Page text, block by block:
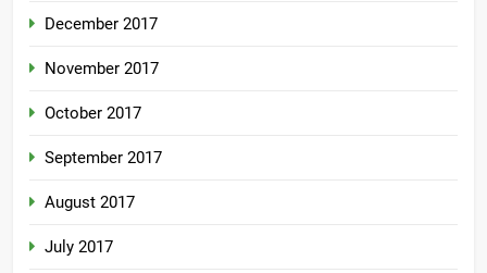
December 2017
November 2017
October 2017
September 2017
August 2017
July 2017